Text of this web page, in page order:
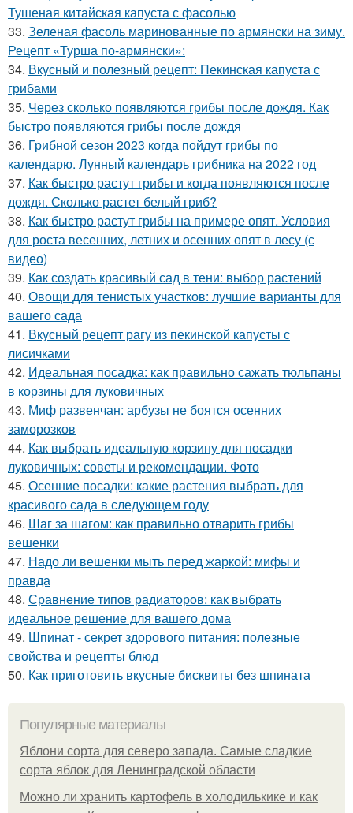
Тушеная китайская капуста с фасолью
33. Зеленая фасоль маринованные по армянски на зиму.
Рецепт «Турша по-армянски»:
34. Вкусный и полезный рецепт: Пекинская капуста с
грибами
35. Через сколько появляются грибы после дождя. Как
быстро появляются грибы после дождя
36. Грибной сезон 2023 когда пойдут грибы по
календарю. Лунный календарь грибника на 2022 год
37. Как быстро растут грибы и когда появляются после
дождя. Сколько растет белый гриб?
38. Как быстро растут грибы на примере опят. Условия
для роста весенних, летних и осенних опят в лесу (с
видео)
39. Как создать красивый сад в тени: выбор растений
40. Овощи для тенистых участков: лучшие варианты для
вашего сада
41. Вкусный рецепт рагу из пекинской капусты с
лисичками
42. Идеальная посадка: как правильно сажать тюльпаны
в корзины для луковичных
43. Миф развенчан: арбузы не боятся осенних
заморозков
44. Как выбрать идеальную корзину для посадки
луковичных: советы и рекомендации. Фото
45. Осенние посадки: какие растения выбрать для
красивого сада в следующем году
46. Шаг за шагом: как правильно отварить грибы
вешенки
47. Надо ли вешенки мыть перед жаркой: мифы и
правда
48. Сравнение типов радиаторов: как выбрать
идеальное решение для вашего дома
49. Шпинат - секрет здорового питания: полезные
свойства и рецепты блюд
50. Как приготовить вкусные бисквиты без шпината
Популярные материалы
Яблони сорта для северо запада. Самые сладкие
сорта яблок для Ленинградской области
Можно ли хранить картофель в холодилькике и как